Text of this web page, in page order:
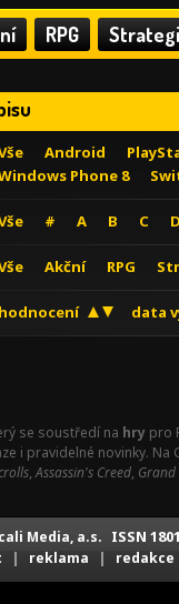
RPG
Android
Phone 8
# A B C D
Akční RPG
hodnocení data
se soustředí na hry pro
i pravidelné novinky.
,Assassin's Creed, Grand
Media, a.s. ISSN
| reklama | redakce